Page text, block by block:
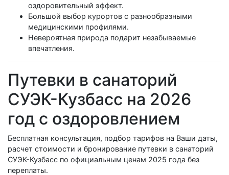
оздоровительный эффект.
Большой выбор курортов с разнообразными
медицинскими профилями.
Невероятная природа подарит незабываемые
впечатления.
Путевки в санаторий
СУЭК-Кузбасс на 2026
год с оздоровлением
Бесплатная консультация, подбор тарифов на Ваши даты,
расчет стоимости и бронирование путевки в санаторий
СУЭК-Кузбасс по официальным ценам 2025 года без
переплаты.